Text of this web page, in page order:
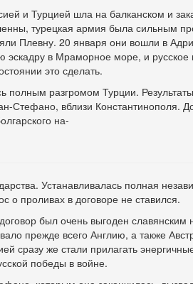
и Турцией шла на балканском и
турецкая армия была сильным
Плевну. 20 января они вошли в
эскадру в Мраморное море, и русское
это сделать.
полным разгромом Турции.
Стефано, вблизи Константинополя.
на-
Устанавливалась полная
о проливах в договоре не ставился.
был очень выгоден
прежде всего Англию, а также
сразу же стали прилагать
победы в войне.